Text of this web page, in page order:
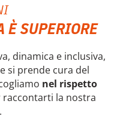
È SUPERIORE
dinamica e inclusiva,
si prende cura del
nel rispetto
raccontarti la nostra